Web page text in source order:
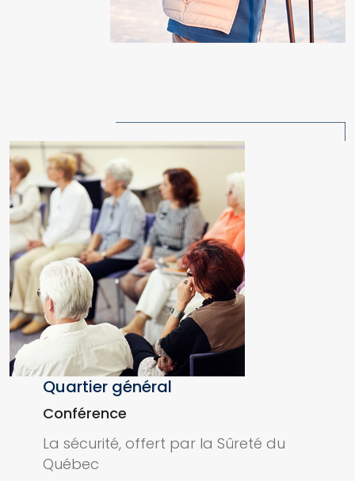
Quartier général
Conférence
La sécurité, offert par la Sûreté du
Québec